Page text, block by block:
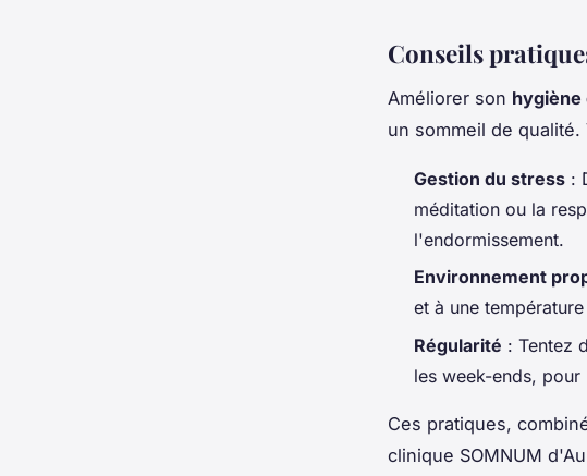
Conseils
Améliorer son hygiène
un sommeil de
Gestion du stress :
méditation ou la
l'endormissement.
Environnement
et à une
Régularité : Tentez
les week-ends,
Ces pratiques,
clinique SOMNUM